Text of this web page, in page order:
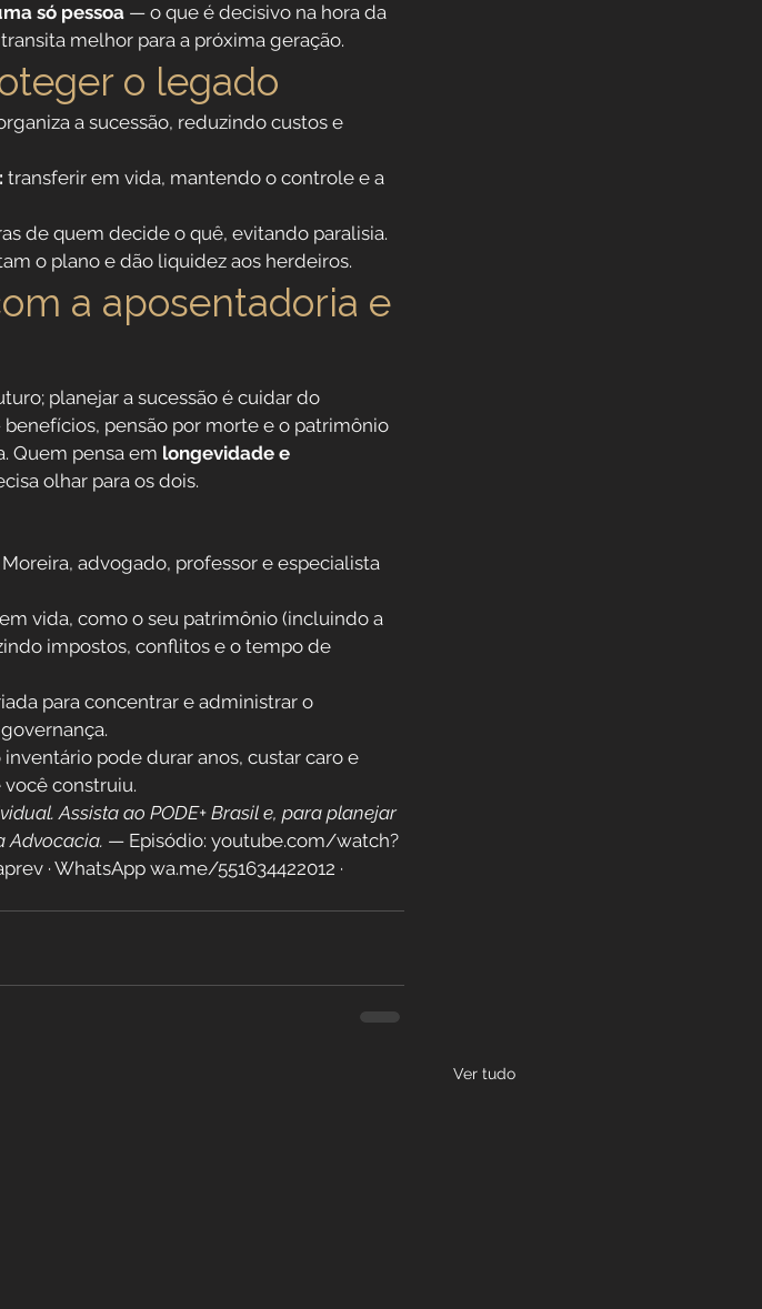
só pessoa — o que é decisivo na hora da
melhor para a próxima geração.
o legado
a sucessão, reduzindo custos e
transferir em vida, mantendo o controle e a
de quem decide o quê, evitando paralisia.
o plano e dão liquidez aos herdeiros.
a aposentadoria e
planejar a sucessão é cuidar do
pensão por morte e o patrimônio
Quem pensa em longevidade e
olhar para os dois.
Moreira, advogado, professor e especialista
vida, como o seu patrimônio (incluindo a
impostos, conflitos e o tempo de
para concentrar e administrar o
inventário pode durar anos, custar caro e
construiu.
Assista ao PODE+ Brasil e, para planejar
Advocacia. — Episódio: youtube.com/watch?
· WhatsApp wa.me/551634422012 ·
Ver tudo